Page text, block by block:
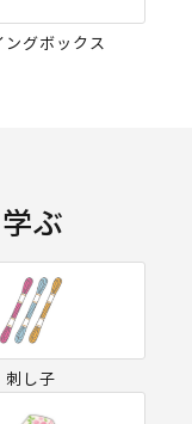
ングボックス
ぶ
刺し子